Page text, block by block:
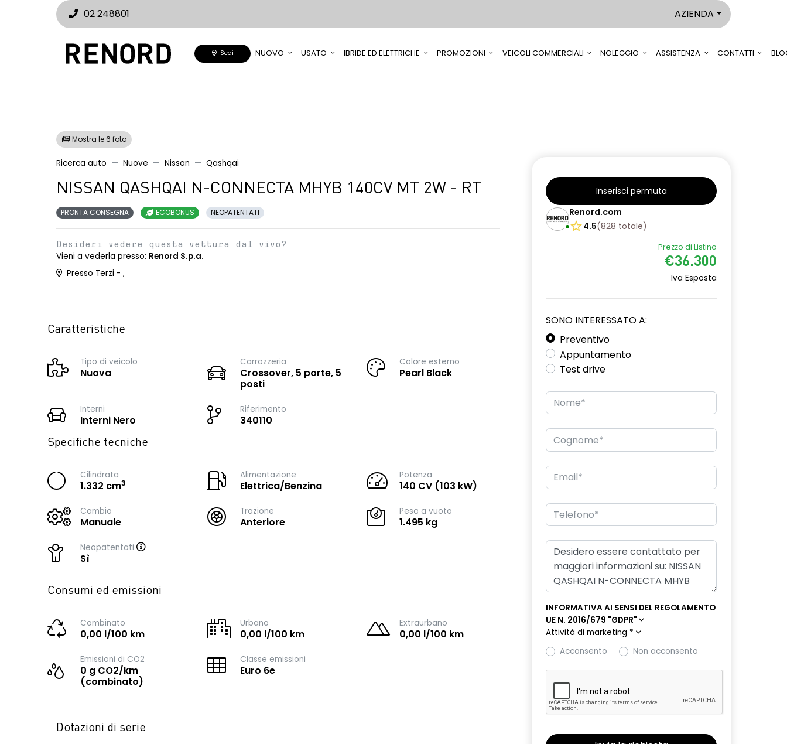
02 248801 AZIENDA
Sedi NUOVO USATO IBRIDE ED ELETTRICHE PROMOZIONI VEICOLI COMMERCIALI NOLEGGIO ASSISTENZA CONTATTI
Mostra le 6 foto
Ricerca auto Nuove Nissan Qashqai
NISSAN QASHQAI N-CONNECTA MHYB 140CV MT 2W - RT
PRONTA CONSEGNA ECOBONUS NEOPATENTATI
Desideri vedere questa vettura dal vivo?
Vieni a vederla presso: Renord S.p.a.
Presso Terzi - ,
Caratteristiche
Tipo di veicolo
Nuova
Carrozzeria
Crossover, 5 porte, 5
posti
Colore esterno
Pearl Black
Interni
Interni Nero
Riferimento
340110
Specifiche tecniche
Cilindrata
1.332 cm3
Alimentazione
Elettrica/Benzina
Potenza
140 CV (103 kW)
Cambio
Manuale
Trazione
Anteriore
Peso a vuoto
1.495 kg
Neopatentati
Sì
Consumi ed emissioni
Combinato
0,00 l/100 km
Urbano
0,00 l/100 km
Extraurbano
0,00 l/100 km
Emissioni di CO2
0 g CO2/km
(combinato)
Classe emissioni
Euro 6e
Dotazioni di serie
Inserisci permuta
Renord.com
4.5(828 totale)
Prezzo di Listino
€36.300
Iva Esposta
SONO INTERESSATO A:
Preventivo
Appuntamento
Test drive
INFORMATIVA AI SENSI DEL REGOLAMENTO
UE N. 2016/679 "GDPR"
Attività di marketing *
Acconsento
Non acconsento